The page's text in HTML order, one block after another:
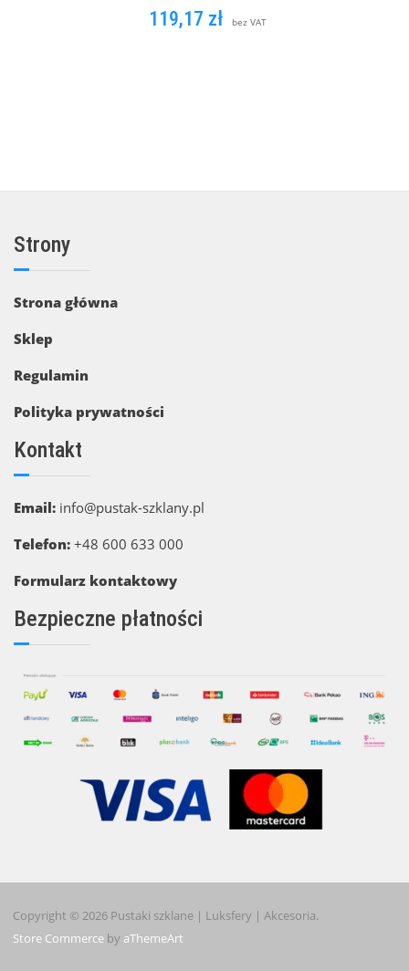
119,17 zł bez VAT
Strony
Strona główna
Sklep
Regulamin
Polityka prywatności
Kontakt
Email: info@pustak-szklany.pl
Telefon: +48 600 633 000
Formularz kontaktowy
Bezpieczne płatności
Copyright © 2026 Pustaki szklane | Luksfery | Akcesoria.
Store Commerce by aThemeArt